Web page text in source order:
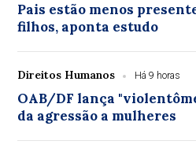
Pais estão menos
filhos, aponta estudo
Direitos Humanos Há 9 horas
OAB/DF lança
da agressão a mulheres